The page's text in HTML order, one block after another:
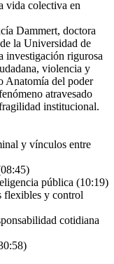
vida colectiva en
Dammert, doctora
la Universidad de
investigación rigurosa
violencia y
Anatomía del poder
atravesado
institucional.
y vínculos entre
pública (10:19)
flexibles y control
cotidiana